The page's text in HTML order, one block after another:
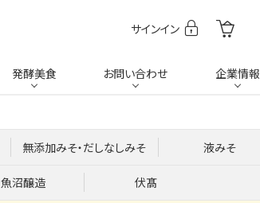
サインイン
発酵美食 お問い合わせ 企業情報
無添加みそ・だしなしみそ 液みそ
魚沼醸造 伏髙